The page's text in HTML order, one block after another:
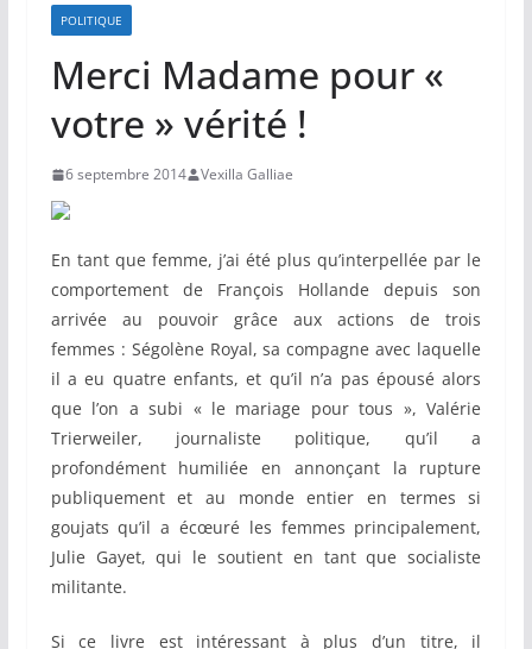
POLITIQUE
Merci Madame pour «
votre » vérité !
6 septembre 2014 Vexilla Galliae
En tant que femme, j’ai été plus qu’interpellée par le
comportement de François Hollande depuis son
arrivée au pouvoir grâce aux actions de trois
femmes : Ségolène Royal, sa compagne avec laquelle
il a eu quatre enfants, et qu’il n’a pas épousé alors
que l’on a subi « le mariage pour tous », Valérie
Trierweiler, journaliste politique, qu’il a
profondément humiliée en annonçant la rupture
publiquement et au monde entier en termes si
goujats qu’il a écœuré les femmes principalement,
Julie Gayet, qui le soutient en tant que socialiste
militante.
Si ce livre est intéressant à plus d’un titre, il